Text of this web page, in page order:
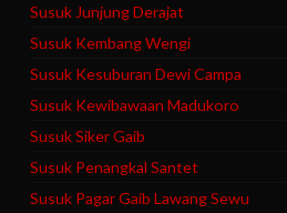
Susuk Junjung Derajat
Susuk Kembang Wengi
Susuk Kesuburan Dewi Campa
Susuk Kewibawaan Madukoro
Susuk Siker Gaib
Susuk Penangkal Santet
Susuk Pagar Gaib Lawang Sewu